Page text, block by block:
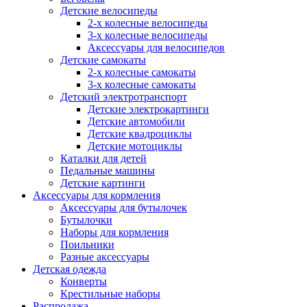
Детские велосипеды
2-х колесные велосипеды
3-х колесные велосипеды
Аксессуары для велосипедов
Детские самокаты
2-х колесные самокаты
3-х колесные самокаты
Детский электротранспорт
Детские электрокартинги
Детские автомобили
Детские квадроциклы
Детские мотоциклы
Каталки для детей
Педальные машины
Детские картинги
Аксессуары для кормления
Аксессуары для бутылочек
Бутылочки
Наборы для кормления
Поильники
Разные аксессуары
Детская одежда
Конверты
Крестильные наборы